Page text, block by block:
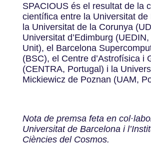
SPACIOUS és el resultat de la
científica entre la Universitat de
la Universitat de la Corunya
Universitat d’Edimburg
Unit), el Barcelona
(BSC), el Centre d’Astrofísica i
(CENTRA, Portugal) i la
Mickiewicz de Poznan (UAM,
Nota de premsa feta en
Universitat de Barcelona i
Ciències del Cosmos.